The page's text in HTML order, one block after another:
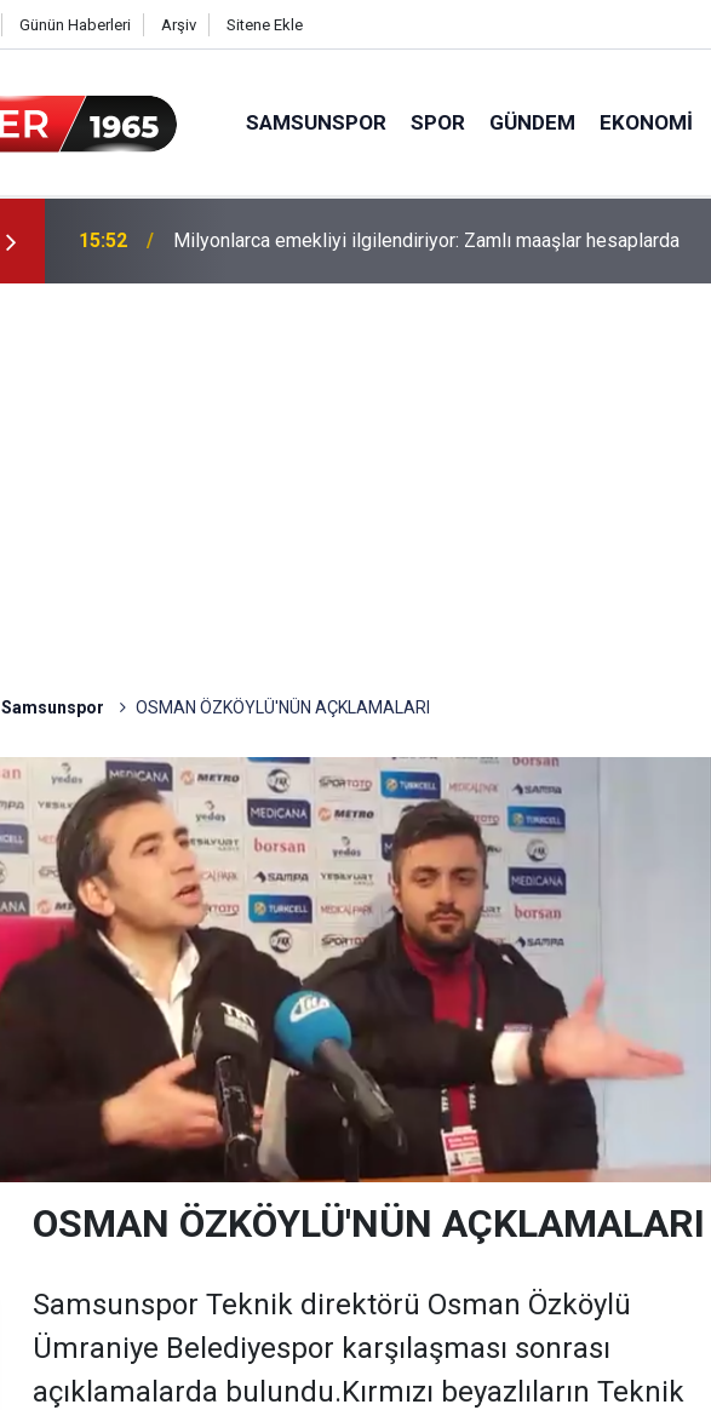
Günün Haberleri Arşiv Sitene Ekle
SAMSUNSPOR SPOR GÜNDEM EKONOMI
15:52 Milyonlarca emekliyi ilgilendiriyor: Zamlı maaşlar hesaplarda
Samsunspor OSMAN ÖZKÖYLÜ'NÜN AÇKLAMALARI
OSMAN ÖZKÖYLÜ'NÜN AÇKLAMALARI
Samsunspor Teknik direktörü Osman Özköylü
Ümraniye Belediyespor karşılaşması sonrası
açıklamalarda bulundu.Kırmızı beyazlıların Teknik